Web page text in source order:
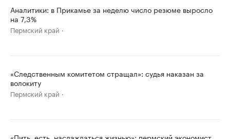
Аналитики: в Прикамье за неделю число резюме выросло
на 7,3%
Пермский край
«Следственным комитетом стращал»: судья наказан за
волокиту
Пермский край